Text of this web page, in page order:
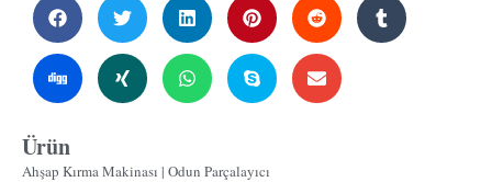
Ürün
Ahşap Kırma Makinası | Odun Parçalayıcı